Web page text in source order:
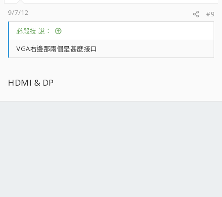
9/7/12
#9
必殺技 說：
VGA右邊那兩個是甚麼接口
HDMI & DP